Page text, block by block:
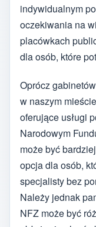
indywidualnym
oczekiwania na
placówkach
dla osób, które
Oprócz
w naszym
oferujące usługi
Narodowym
może być
opcja dla osób,
specjalisty bez
Należy jednak
NFZ może być